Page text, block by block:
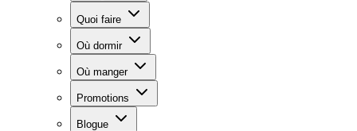
Quoi faire
Où dormir
Où manger
Promotions
Blogue